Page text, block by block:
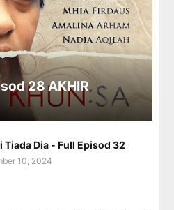
28 AKHIR
Tiada Dia - Full Episod 32
10, 2024